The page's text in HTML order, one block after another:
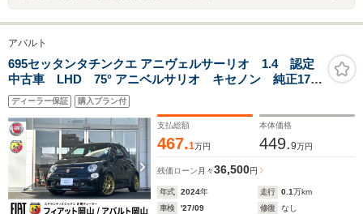
アバルト
695セッタンタチンクエ アニヴェルサーリオ 1.4 認定
中古車 LHD 75° アニベルサリオ キセノン 純正17イ
ンチAW ブレンボキャリパー ハーフレザー 5速MT
Sabelt 製75°Anniversario 専用スポーツシート スコーピ
オンルーフデカール レコモンマフラー
ディーラー保証 購入プラン付
支払総額
467.1万円
本体価格
449.9万円
残価ローン 月々36,500円
年式 2024年 走行 0.1万km
車検
'27/09 修復
なし